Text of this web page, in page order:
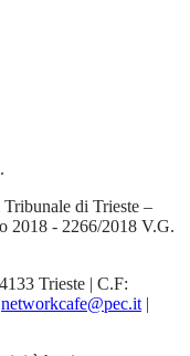
di Trieste –
2018 - 2266/2018 V.G.
Trieste | C.F:
networkcafe@pec.it |